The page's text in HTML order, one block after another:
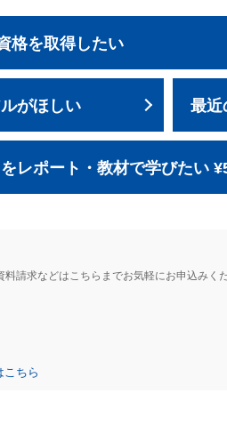
格を取得したい
がほしい 最近
レポート・教材で学びたい
請求などはこちらまでお気軽にお申込みくだ
こちら